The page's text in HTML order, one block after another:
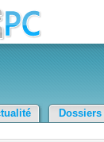
Dossiers